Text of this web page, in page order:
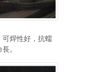
可焊性好，抗蠕
。